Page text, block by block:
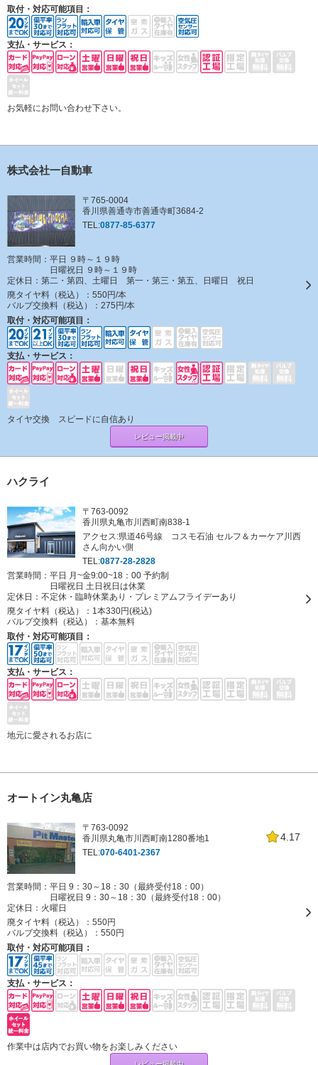
取付・対応可能項目：
支払・サービス：
お気軽にお問い合わせ下さい。
株式会社一自動車
〒765-0004
香川県善通寺市善通寺町3684-2
TEL:0877-85-6377
営業時間：平日 ９時～１９時
日曜祝日 ９時～１９時
定休日： 第二・第四、土曜日 第一・第三・第五、日曜日 祝日
廃タイヤ料（税込）： 550円/本
バルブ交換料（税込）： 275円/本
取付・対応可能項目：
支払・サービス：
タイヤ交換 スピードに自信あり
レビュー掲載中
ハクライ
〒763-0092
香川県丸亀市川西町南838-1
アクセス:県道46号線 コスモ石油 セルフ＆カーケア川西
さん向かい側
TEL:0877-28-2828
営業時間：平日 月~金9:00~18：00 予約制
日曜祝日 土日祝日は休業
定休日： 不定休・臨時休業あり・プレミアムフライデーあり
廃タイヤ料（税込）： 1本330円(税込)
バルブ交換料（税込）： 基本無料
取付・対応可能項目：
支払・サービス：
地元に愛されるお店に
オートイン丸亀店
4.17
〒763-0092
香川県丸亀市川西町南1280番地1
TEL:070-6401-2367
営業時間：平日 9：30～18：30（最終受付18：00）
日曜祝日 9：30～18：30（最終受付18：00）
定休日： 火曜日
廃タイヤ料（税込）： 550円
バルブ交換料（税込）： 550円
取付・対応可能項目：
支払・サービス：
作業中は店内でお買い物をお楽しみください